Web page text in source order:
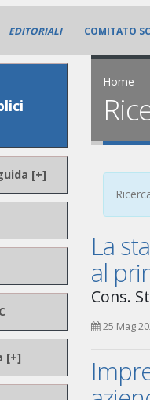
EDITORIALI COMITATO
[+]
[+]
Home
La
al
Cons.
25 Mag